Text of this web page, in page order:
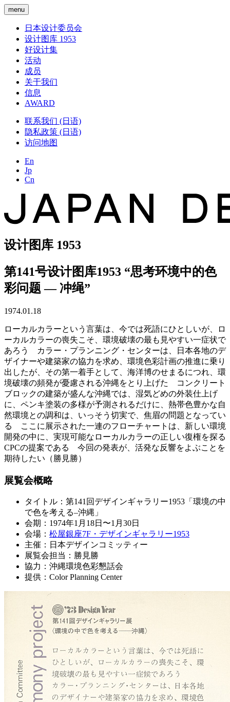
menu
日本设计委员会
设计图库 1953
好设计集
活动
成员
关于我们
信息
AWARD
联系我们 (日语)
隐私政策 (日语)
访问地图
En
Jp
Cn
设计图库 1953
第141号设计图库1953 “思考环境中的色
彩问题 — 冲绳”
1974.01.18
ローカルカラーという言葉は、今では死語にひとしいが、ロ
ーカルカラーの喪失こそ、環境破壊の最も見やすい一症状で
あろう カラー・プランニング・センターは、日本各地のデ
ザイナーや建築家の協力を求め、環境色彩計画の推進に乗り
出したが、その第一着手として、海洋博のせまるにつれ、環
境破壊の頻発が憂慮される沖縄をとり上げた コンクリート
ブロックの建築が盛んな沖縄では、湿気どめの外装仕上げ
に、ペンキ塗装の多様が予測されるだけに、熱帯色豊かな自
然環境との調和は、いっそう切実で、焦眉の問題となってい
る ここに展示された一連のフローチャートは、新しい環境
開発の中に、実現可能なローカルカラーの正しい復権を探る
CPCの提案である 今回の発表が、活発な反響をよぶことを
期待したい（勝見勝）
展覧会概略
タイトル：第141回デザインギャラリー1953「環境の中
で色を考える–沖縄」
会期：1974年1月18日〜1月30日
会場： 松屋銀座7F・デザインギャラリー1953
主催：日本デザインコミッティー
展覧会担当：勝見勝
協力：沖縄環境色彩懇話会
提供：Color Planning Center